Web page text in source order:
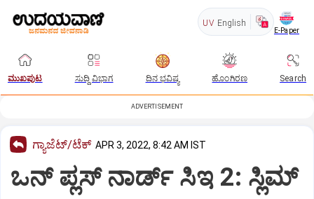
UV English
E-Paper
ಮುಖಪುಟ ಸುದ್ದಿ ವಿಭಾಗ ದಿನ ಭವಿಷ್ಯ ಹೊಂಗಿರಣ Search
ADVERTISEMENT
ಗ್ಯಾಜೆಟ್/ಟೆಕ್ APR 3, 2022, 8:42 AM IST
ಒನ್‍ ಪ್ಲಸ್‍ ನಾರ್ಡ್ ಸಿಇ 2: ಸ್ಲಿಮ್